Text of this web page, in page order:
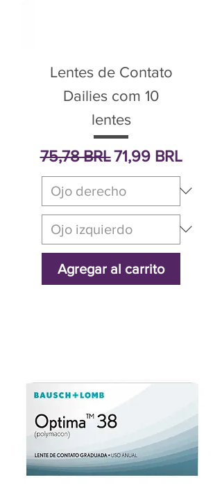
Lentes de Contato
Dailies com 10
lentes
Precio
75,78 BRLPrecio de oferta
71,99 BRL
Agregar al carrito